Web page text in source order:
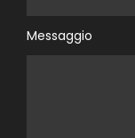
Messaggio